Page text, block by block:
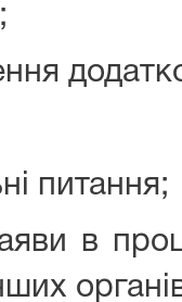
питання;
в